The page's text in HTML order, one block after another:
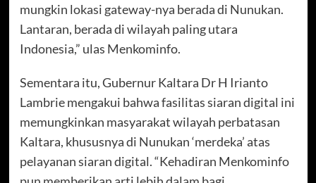
mungkin lokasi gateway-nya berada di Nunukan.
Lantaran, berada di wilayah paling utara
Indonesia,” ulas Menkominfo.
Sementara itu, Gubernur Kaltara Dr H Irianto
Lambrie mengakui bahwa fasilitas siaran digital ini
memungkinkan masyarakat wilayah perbatasan
Kaltara, khususnya di Nunukan ‘merdeka’ atas
pelayanan siaran digital. “Kehadiran Menkominfo